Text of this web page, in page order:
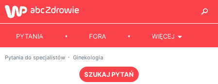
PYTANIA FORA WIĘCEJ
Pytania do specjalistów Ginekologia
SZUKAJ PYTAŃ